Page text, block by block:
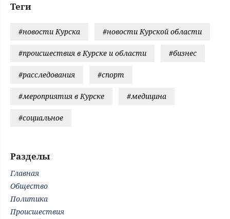
Теги
#новости Курска #новости Курской области
#происшествия в Курске и области #бизнес
#расследования #спорт
#мероприятия в Курске #медицина
#социальное
Разделы
Главная
Общество
Политика
Происшествия